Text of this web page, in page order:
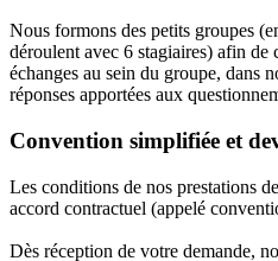
Nous formons des petits groupes
déroulent avec 6 stagiaires) afin de
échanges au sein du groupe, dans
réponses apportées aux
Convention simplifiée et
Les conditions de nos prestations
accord contractuel (appelé
Dès réception de votre demande,